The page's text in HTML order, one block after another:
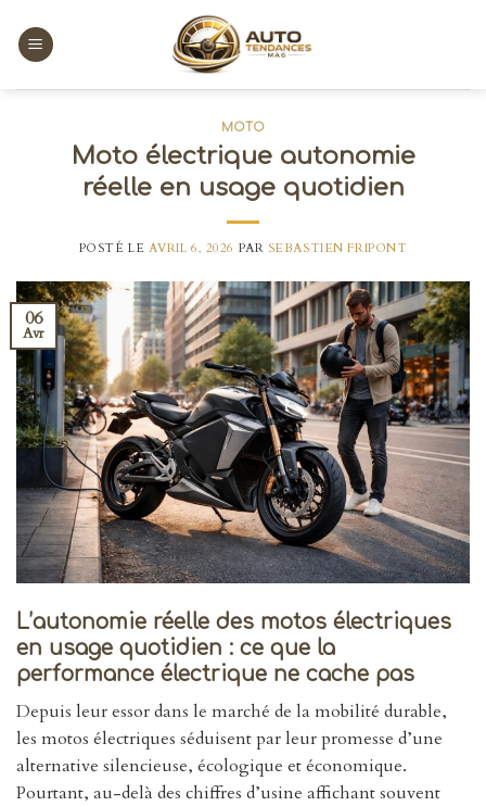
content
MOTO
Moto électrique autonomie
réelle en usage quotidien
POSTÉ LE AVRIL 6, 2026 PAR SEBASTIEN FRIPONT
06
Avr
L’autonomie réelle des motos électriques
en usage quotidien : ce que la
performance électrique ne cache pas
Depuis leur essor dans le marché de la mobilité durable,
les motos électriques séduisent par leur promesse d’une
alternative silencieuse, écologique et économique.
Pourtant, au-delà des chiffres d’usine affichant souvent